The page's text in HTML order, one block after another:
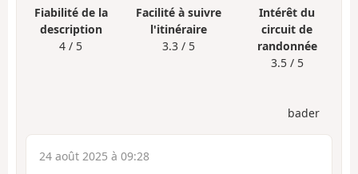
Fiabilité de la
description
4 / 5
Facilité à suivre
l'itinéraire
3.3 / 5
Intérêt du
circuit de
randonnée
3.5 / 5
bader
24 août 2025 à 09:28